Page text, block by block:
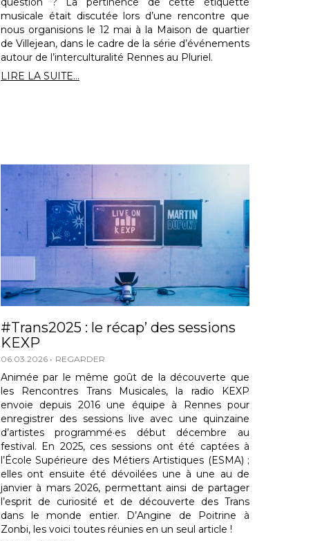
musicale était discutée lors d’une rencontre que
nous organisions le 12 mai à la Maison de quartier
de Villejean, dans le cadre de la série d’événements
autour de l’interculturalité Rennes au Pluriel.
LIRE LA SUITE...
#Trans2025 : le récap’ des sessions
KEXP
06.03.2026 REGARDER
Animée par le même goût de la découverte que
les Rencontres Trans Musicales, la radio KEXP
envoie depuis 2016 une équipe à Rennes pour
enregistrer des sessions live avec une quinzaine
d’artistes programmé·es début décembre au
festival. En 2025, ces sessions ont été captées à
l’École Supérieure des Métiers Artistiques (ESMA) ;
elles ont ensuite été dévoilées une à une au de
janvier à mars 2026, permettant ainsi de partager
l’esprit de curiosité et de découverte des Trans
dans le monde entier. D’Angine de Poitrine à
Zonbi, les voici toutes réunies en un seul article !